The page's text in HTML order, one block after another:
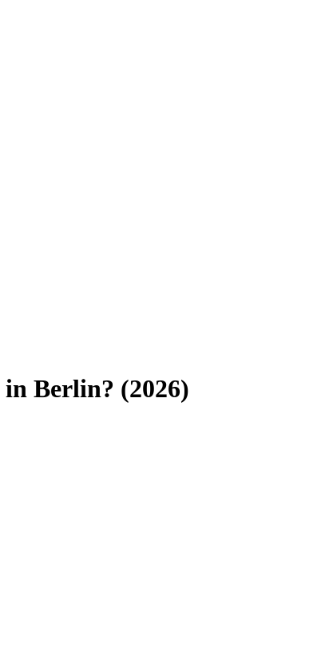
in Berlin? (2026)